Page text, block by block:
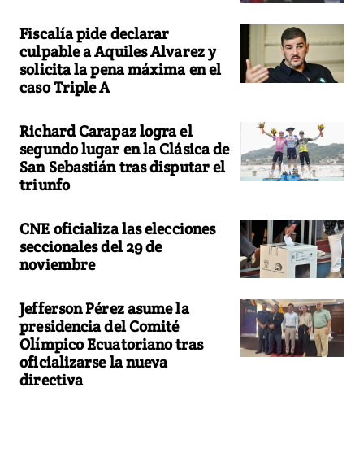
Fiscalía pide declarar
culpable a Aquiles Alvarez y
solicita la pena máxima en el
caso Triple A
Richard Carapaz logra el
segundo lugar en la Clásica de
San Sebastián tras disputar el
triunfo
CNE oficializa las elecciones
seccionales del 29 de
noviembre
Jefferson Pérez asume la
presidencia del Comité
Olímpico Ecuatoriano tras
oficializarse la nueva
directiva